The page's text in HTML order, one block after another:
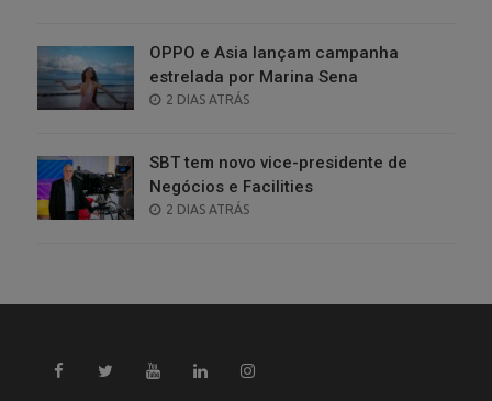
OPPO e Asia lançam campanha
estrelada por Marina Sena
POSTED
2 DIAS ATRÁS
SBT tem novo vice-presidente de
Negócios e Facilities
POSTED
2 DIAS ATRÁS